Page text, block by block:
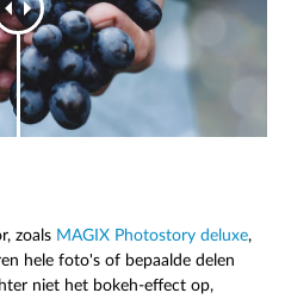
zoals MAGIX Photostory deluxe,
hele foto's of bepaalde delen
niet het bokeh-effect op,